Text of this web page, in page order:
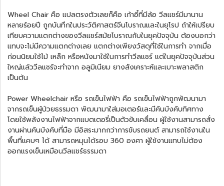
Wheel Chair คือ แปลตรงตัวเลยก็คือ เก้าอี้ที่มีล้อ วีลแชร์มีมานาน
หลายร้อยปี ถูกบันทึกในประวัติศาสตร์จีนโบราณและในยุโรป ถ้าให้เปรียบ
เทียบความแตกต่างของวีลแชร์สมัยโบราณกับในยุคปัจจุบัน ต้องบอกว่า
แทบจะไม่มีความแตกต่างเลย แตกต่างเพียงวัสดุที่ใช้ในการทำ จากเมื่อ
ก่อนนิยมใช้ไม้ เหล็ก หรือหนังมาใช้ในการทำวีลแชร์ แต่ในยุคปัจจุบันส่วน
ใหญ่แล้ววีลแชร์จะทำจาก อลูมิเนียม ยางสังเคราะห์และเบาะพลาสติก
เป็นต้น
Power Wheelchair หรือ รถเข็นไฟฟ้า คือ รถเข็นไฟฟ้าถูกพัฒนามา
จากรถเข็นผู้ป่วยธรรมดา พัฒนามาใส่มอเตอร์และมีคันบังคับทิศทาง
โดยใช้พลังงานไฟฟ้าจากแบตเตอรี่เป็นตัวขับเคลื่อน ผู้ใช้งานสามารถสั่ง
งานผ่านคันบังคับที่มือ มีอิสระมากกว่าการขับรถยนต์ สามารถใช้งานใน
พื้นที่แคบๆ ได้ สามารถหมุนได้รอบ 360 องศา ผู้ใช้งานแทบไม่ต้อง
ออกแรงเข็นเหมือนวีลแชร์ธรรมดา